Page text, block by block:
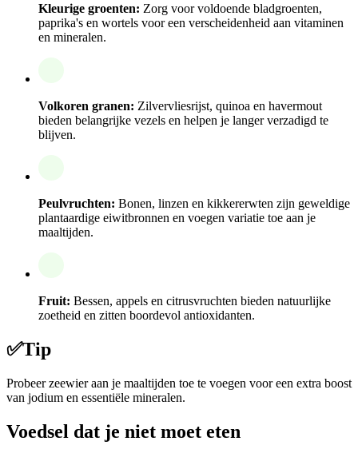
Kleurige groenten: Zorg voor voldoende bladgroenten,
paprika's en wortels voor een verscheidenheid aan vitaminen
en mineralen.
Volkoren granen: Zilvervliesrijst, quinoa en havermout
bieden belangrijke vezels en helpen je langer verzadigd te
blijven.
Peulvruchten: Bonen, linzen en kikkererwten zijn geweldige
plantaardige eiwitbronnen en voegen variatie toe aan je
maaltijden.
Fruit: Bessen, appels en citrusvruchten bieden natuurlijke
zoetheid en zitten boordevol antioxidanten.
✅Tip
Probeer zeewier aan je maaltijden toe te voegen voor een extra boost
van jodium en essentiële mineralen.
Voedsel dat je niet moet eten